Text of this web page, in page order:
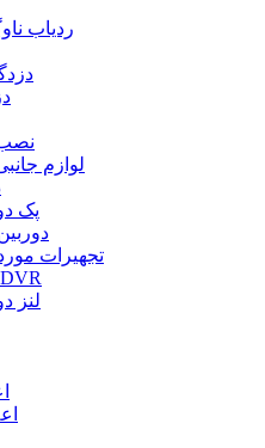
ردیاب
لوازم
پک
تجهیرات
استندلون,انواع DVR
لنز